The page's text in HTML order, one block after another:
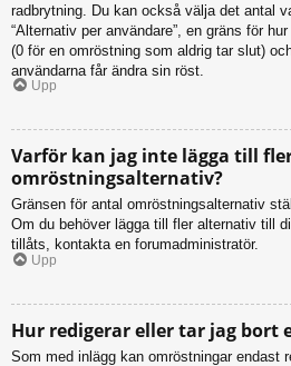
radbrytning. Du kan också välja det antal
“Alternativ per användare”, en gräns för
(0 för en omröstning som aldrig tar slut)
användarna får ändra sin röst.
Upp
Varför kan jag inte lägga till
omröstningsalternativ?
Gränsen för antal omröstningsalternativ
Om du behöver lägga till fler alternativ till
tillåts, kontakta en forumadministratör.
Upp
Hur redigerar eller tar jag bort
Som med inlägg kan omröstningar endast